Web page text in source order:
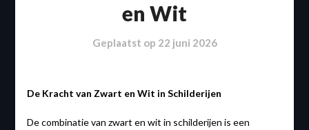
en Wit
Geplaatst op 22 juni 2026
De Kracht van Zwart en Wit in Schilderijen
De combinatie van zwart en wit in schilderijen is een